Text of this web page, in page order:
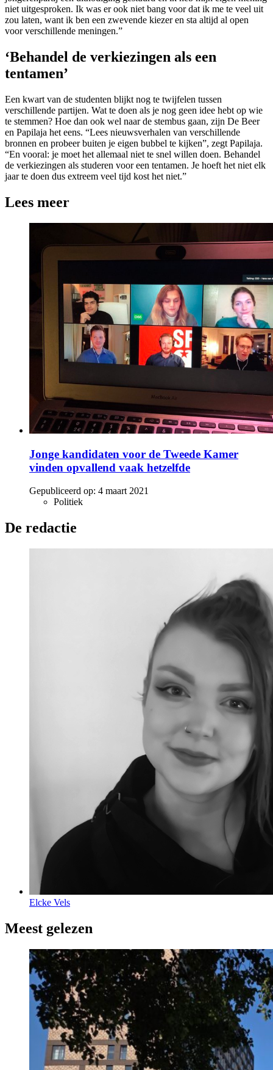
niet uitgesproken. Ik was er ook niet bang voor dat ik me te veel uit
zou laten, want ik ben een zwevende kiezer en sta altijd al open
voor verschillende meningen.”
‘Behandel de verkiezingen als een
tentamen’
Een kwart van de studenten blijkt nog te twijfelen tussen
verschillende partijen. Wat te doen als je nog geen idee hebt op wie
te stemmen? Hoe dan ook wel naar de stembus gaan, zijn De Beer
en Papilaja het eens. “Lees nieuwsverhalen van verschillende
bronnen en probeer buiten je eigen bubbel te kijken”, zegt Papilaja.
“En vooral: je moet het allemaal niet te snel willen doen. Behandel
de verkiezingen als studeren voor een tentamen. Je hoeft het niet elk
jaar te doen dus extreem veel tijd kost het niet.”
Lees meer
Jonge kandidaten voor de Tweede Kamer
vinden opvallend vaak hetzelfde
Gepubliceerd op: 4 maart 2021
Politiek
De redactie
Elcke Vels
Meest gelezen